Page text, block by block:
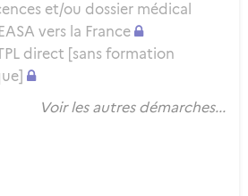
et/ou dossier médical
vers la France
direct [sans formation
Voir les autres démarches...